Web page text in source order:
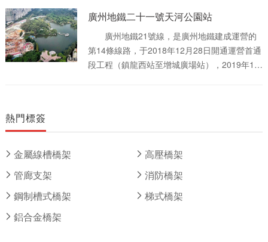
構始發，進入盾構施工階段; 8月24日，南
歌路站區間左線)實現貫通; 10月29日，廣
西規劃館站至慶歌路站區間右線順利貫通，南
寧軌道交通3號線實現了**區間雙線貫通; 11
建成運營的軌道交通線路，于2019年6月6日開
通試運營，標志色為錦繡紫(錦繡邕城) 。
的骨干線，主線起于科園大道站，途經西鄉塘
局批準建設的醫藥商貿物流項目。 廣州國
際醫藥港總占地面積73公頃，總建筑面積約200
萬㎡，總投資超300億元，包含四大部分，分別
是健康方舟、粵港澳國際健康合作區、智慧健
廣州地鐵二十一號天河公園站
廣州地鐵21號線，是廣州地鐵建成運營的
第14條線路，于2018年12月28日開通運營首通
段工程（鎮龍西站至增城廣場站），2019年12
城廣場站，大致呈“廠字形”走向。 截至
2019年12月，廣州地鐵21號線線路全長61.6千
米，地下段為40.1千米；共設置21座車站，其
中地下站17座、高架站4座；采用6節編組B型
熱門標簽
金屬線槽橋架
高壓橋架
管廊支架
消防橋架
鋼制槽式橋架
梯式橋架
鋁合金橋架